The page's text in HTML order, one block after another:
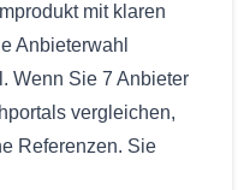
mit klaren
Anbieterwahl
Wenn Sie 7 Anbieter
vergleichen,
Referenzen. Sie